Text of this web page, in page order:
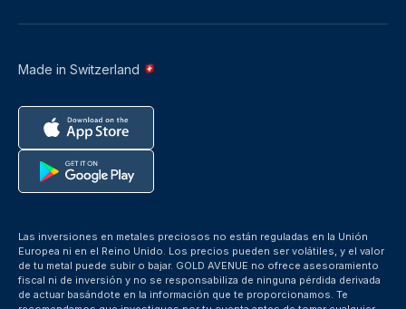
Made in Switzerland
Las inversiones en metales preciosos no están reguladas en la Unión
Europea ni en el Reino Unido. Los precios pueden ser volátiles, y el valor
de tu metal puede subir o bajar. GOLD AVENUE no ofrece asesoramiento
fiscal ni de inversión y no se responsabiliza de ninguna pérdida derivada
de actuar basándote en la información que te proporcionamos. Te